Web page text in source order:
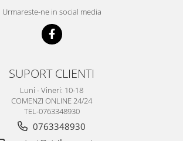
Urmareste-ne in social media
SUPORT CLIENTI
Luni - Vineri: 10-18
COMENZI ONLINE 24/24
TEL-0763348930
0763348930